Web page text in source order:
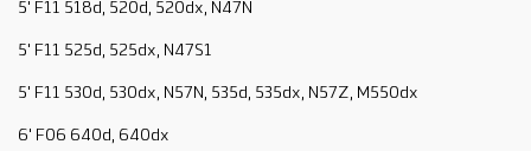
5' F11 518d, 520d, 520dx, N47N
5' F11 525d, 525dx, N47S1
5' F11 530d, 530dx, N57N, 535d, 535dx, N57Z, M550dx
6' F06 640d, 640dx